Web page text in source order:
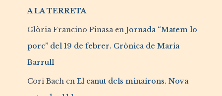
A LA TERRETA
Glòria Francino Pinasaen Jornada “Matem lo
porc” del 19 de febrer. Crònica de Maria
Barrull
Cori Bach en El canut dels minairons. Nova